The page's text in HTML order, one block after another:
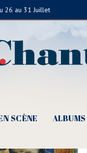
26 au 31 Juillet
SCÈNE ALBUMS